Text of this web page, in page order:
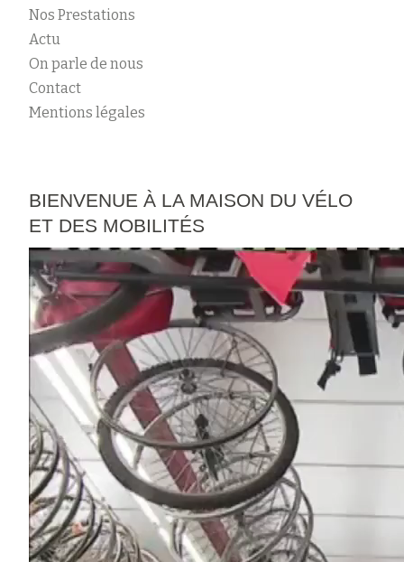
Nos Prestations
Actu
On parle de nous
Contact
Mentions légales
BIENVENUE À LA MAISON DU VÉLO
ET DES MOBILITÉS